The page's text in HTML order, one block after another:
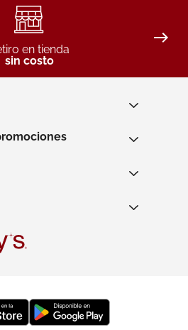
en tienda
sin costo